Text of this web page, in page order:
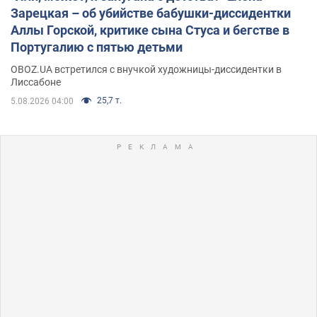
Зарецкая – об убийстве бабушки-диссидентки
Аллы Горской, критике сына Стуса и бегстве в
Португалию с пятью детьми
OBOZ.UA встретился с внучкой художницы-диссидентки в
Лиссабоне
5.08.2026 04:00 25,7 т.